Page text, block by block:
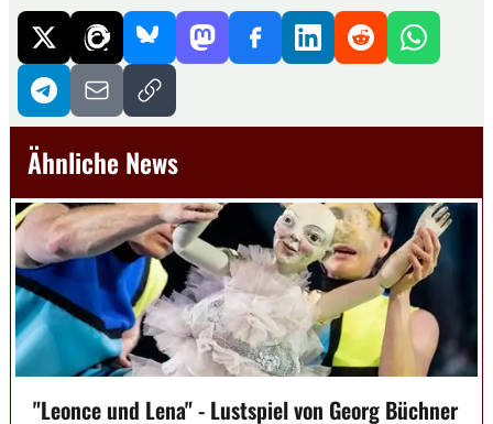
Ähnliche News
"Leonce und Lena" - Lustspiel von Georg Büchner